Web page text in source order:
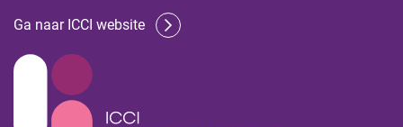
Ga naar ICCI website